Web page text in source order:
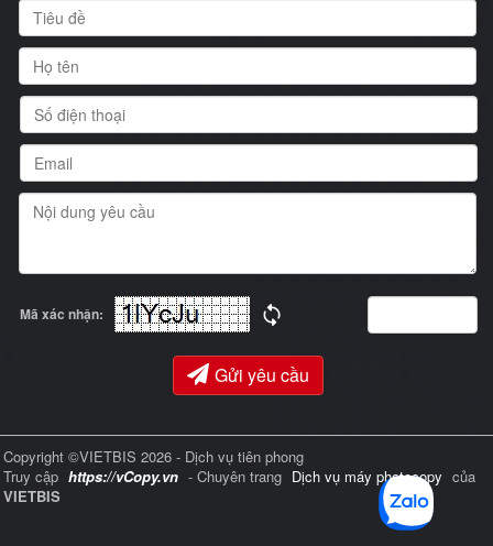
Mã xác nhận:
Gửi yêu cầu
Copyright ©VIETBIS 2026 - Dịch vụ tiên phong
Truy cập https://vCopy.vn - Chuyên trang Dịch vụ máy photocopy của
VIETBIS